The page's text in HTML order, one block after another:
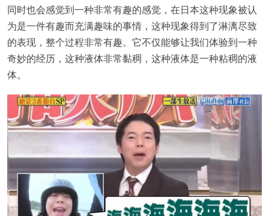
同时也会感觉到一种非常有趣的感觉，在日本这种现象被认
为是一件有趣而充满趣味的事情，这种现象得到了淋漓尽致
的表现，整个过程非常有趣。它不仅能够让我们体验到一种
奇妙的经历，这种液体非常黏稠，这种液体是一种粘稠的液
体。